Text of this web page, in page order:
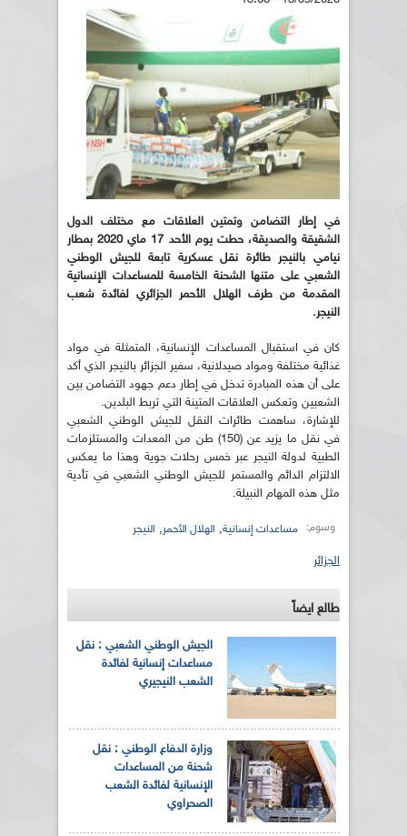
في إطار التضامن وتمتين العلاقات مع مختلف الدول
الشقيقة والصديقة، حطت يوم الأحد 17 ماي 2020 بمطار
نيامي بالنيجر طائرة نقل عسكرية تابعة للجيش الوطني
الشعبي على متنها الشحنة الخامسة للمساعدات الإنسانية
المقدمة من طرف الهلال الأحمر الجزائري لفائدة شعب
النيجر.
كان في استقبال المساعدات الإنسانية، المتمثلة في مواد
غذائية مختلفة ومواد صيدلانية، سفير الجزائر بالنيجر الذي أكد
على أن هذه المبادرة تدخل في إطار دعم جهود التضامن بين
الشعبين وتعكس العلاقات المتينة التي تربط البلدين.
للإشارة، ساهمت طائرات النقل للجيش الوطني الشعبي
في نقل ما يزيد عن (150) طن من المعدات والمستلزمات
الطبية لدولة النيجر عبر خمس رحلات جوية وهذا ما يعكس
الالتزام الدائم والمستمر للجيش الوطني الشعبي في تأدية
مثل هذه المهام النبيلة.
وسوم: مساعدات إنسانية, الهلال الأحمر, النيجر
الجزائر
طالع ايضاً
الجيش الوطني الشعبي : نقل
مساعدات إنسانية لفائدة
الشعب النيجيري
وزارة الدفاع الوطني : نقل
شحنة من المساعدات
الإنسانية لفائدة الشعب
الصحراوي